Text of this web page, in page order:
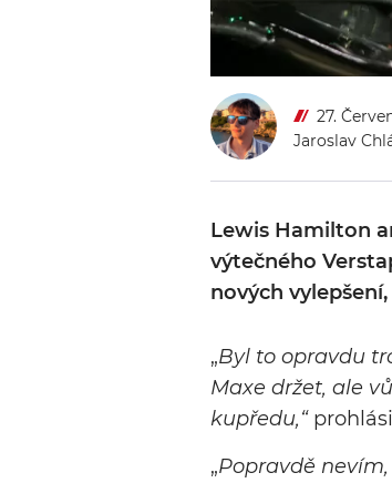
27.
Jaroslav
Lewis Hamilton
výtečného
nových
„Byl to opravdu
Maxe držet, ale
kupředu,“
„Popravdě